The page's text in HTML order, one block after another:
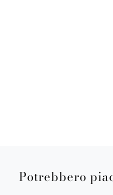
Potrebbero